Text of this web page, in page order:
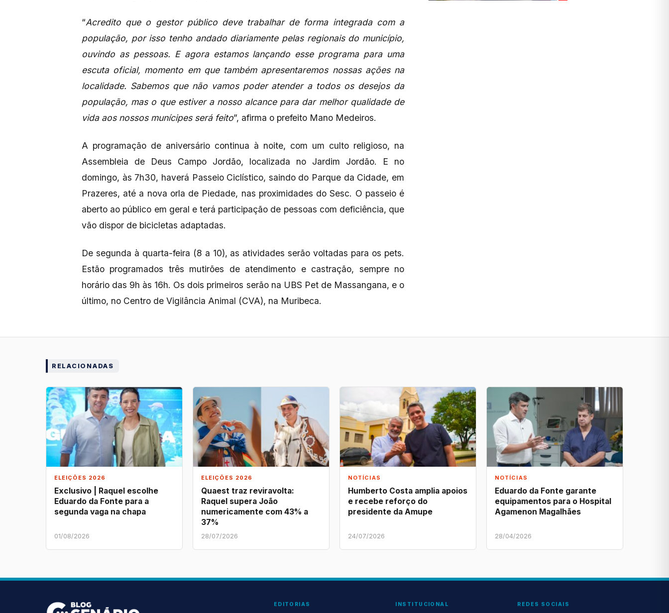
“Acredito que o gestor público deve trabalhar de forma integrada com a
população, por isso tenho andado diariamente pelas regionais do município,
ouvindo as pessoas. E agora estamos lançando esse programa para uma
escuta oficial, momento em que também apresentaremos nossas ações na
localidade. Sabemos que não vamos poder atender a todos os desejos da
população, mas o que estiver a nosso alcance para dar melhor qualidade de
vida aos nossos munícipes será feito”, afirma o prefeito Mano Medeiros.
A programação de aniversário continua à noite, com um culto religioso, na
Assembleia de Deus Campo Jordão, localizada no Jardim Jordão. E no
domingo, às 7h30, haverá Passeio Ciclístico, saindo do Parque da Cidade, em
Prazeres, até a nova orla de Piedade, nas proximidades do Sesc. O passeio é
aberto ao público em geral e terá participação de pessoas com deficiência, que
vão dispor de bicicletas adaptadas.
De segunda à quarta-feira (8 a 10), as atividades serão voltadas para os pets.
Estão programados três mutirões de atendimento e castração, sempre no
horário das 9h às 16h. Os dois primeiros serão na UBS Pet de Massangana, e o
último, no Centro de Vigilância Animal (CVA), na Muribeca.
RELACIONADAS
ELEIÇÕES 2026
Exclusivo | Raquel escolhe
Eduardo da Fonte para a
segunda vaga na chapa
01/08/2026
ELEIÇÕES 2026
Quaest traz reviravolta:
Raquel supera João
numericamente com 43% a
37%
28/07/2026
NOTÍCIAS
Humberto Costa amplia apoios
e recebe reforço do
presidente da Amupe
24/07/2026
NOTÍCIAS
Eduardo da Fonte garante
equipamentos para o Hospital
Agamenon Magalhães
28/04/2026
EDITORIAS INSTITUCIONAL REDES SOCIAIS